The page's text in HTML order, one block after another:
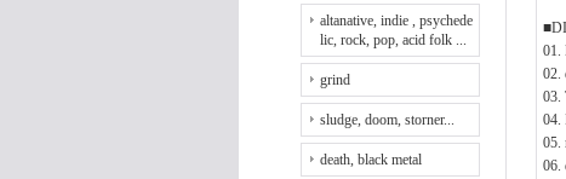
altanative, indie , psychede
lic, rock, pop, acid folk ...
grind
sludge, doom, storner...
death, black metal
01.
02.
03.
04.
05.
06.